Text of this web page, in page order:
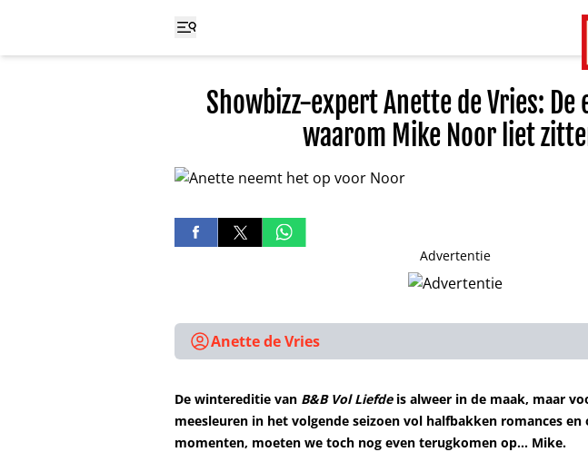
Showbizz-expert Anette de Vries: De
waarom Mike Noor liet
Advertentie
Anette de Vries
De wintereditie van B&B Vol Liefdeis alweer in de maak, maar
meesleuren in het volgende seizoen vol halfbakken romances
momenten, moeten we toch nog even terugkomen op… Mike.